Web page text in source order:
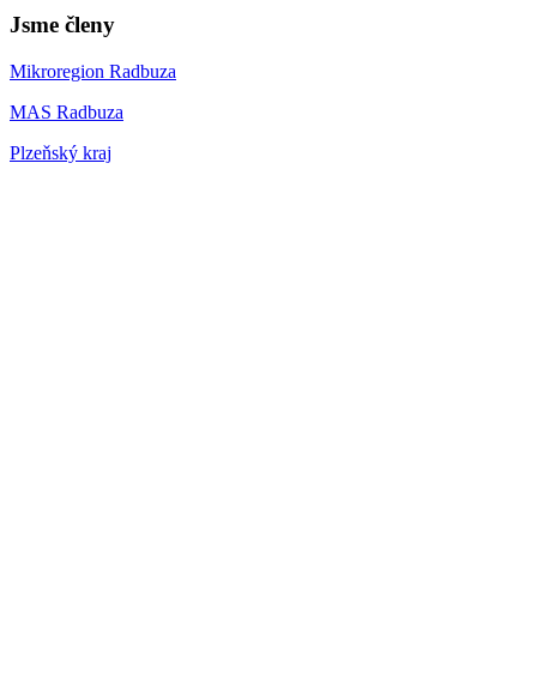
Jsme členy
Mikroregion Radbuza
MAS Radbuza
Plzeňský kraj